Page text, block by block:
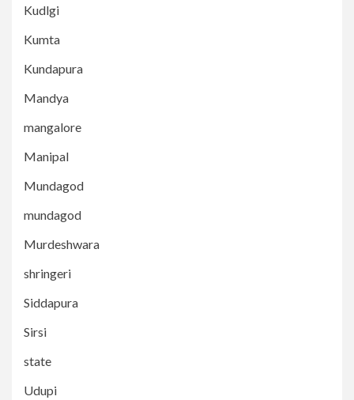
Kudlgi
Kumta
Kundapura
Mandya
mangalore
Manipal
Mundagod
mundagod
Murdeshwara
shringeri
Siddapura
Sirsi
state
Udupi